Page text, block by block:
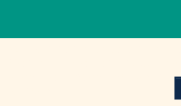
allen Meldungen und